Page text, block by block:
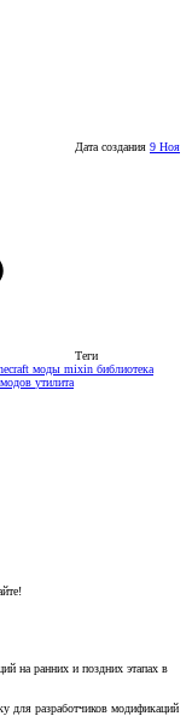
Дата создания 9 Ноя
Теги
моды mixin библиотека
модов утилита
на ранних и поздних этапах в
для разработчиков модификаций